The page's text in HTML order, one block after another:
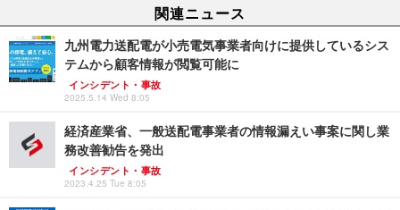
関連ニュース
九州電力送配電が小売電気事業者向けに提供しているシス
テムから顧客情報が閲覧可能に
インシデント・事故
2025.5.14 Wed 8:05
経済産業省、一般送配電事業者の情報漏えい事案に関し業
務改善勧告を発出
インシデント・事故
2023.4.25 Tue 8:05